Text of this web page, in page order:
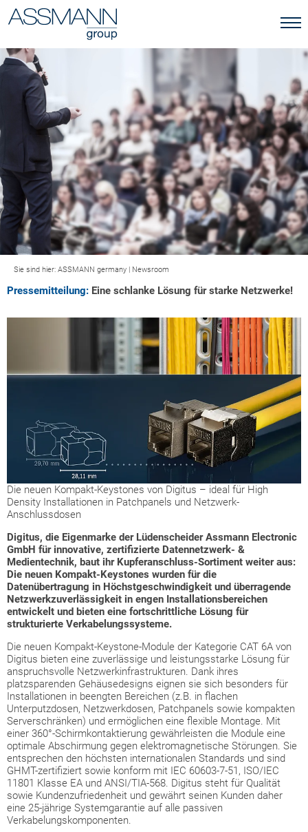
Sie sind hier: ASSMANN germany | Newsroom
Pressemitteilung: Eine schlanke Lösung für starke Netzwerke!
Die neuen Kompakt-Keystones von Digitus – ideal für High
Density Installationen in Patchpanels und Netzwerk-
Anschlussdosen
Digitus, die Eigenmarke der Lüdenscheider Assmann Electronic
GmbH für innovative, zertifizierte Datennetzwerk- &
Medientechnik, baut ihr Kupferanschluss-Sortiment weiter aus:
Die neuen Kompakt-Keystones wurden für die
Datenübertragung in Höchstgeschwindigkeit und überragende
Netzwerkzuverlässigkeit in engen Installationsbereichen
entwickelt und bieten eine fortschrittliche Lösung für
strukturierte Verkabelungssysteme.
Die neuen Kompakt-Keystone-Module der Kategorie CAT 6A von
Digitus bieten eine zuverlässige und leistungsstarke Lösung für
anspruchsvolle Netzwerkinfrastrukturen. Dank ihres
platzsparenden Gehäusedesigns eignen sie sich besonders für
Installationen in beengten Bereichen (z.B. in flachen
Unterputzdosen, Netzwerkdosen, Patchpanels sowie kompakten
Serverschränken) und ermöglichen eine flexible Montage. Mit
einer 360°-Schirmkontaktierung gewährleisten die Module eine
optimale Abschirmung gegen elektromagnetische Störungen. Sie
entsprechen den höchsten internationalen Standards und sind
GHMT-zertifiziert sowie konform mit IEC 60603-7-51, ISO/IEC
11801 Klasse EA und ANSI/TIA-568. Digitus steht für Qualität
sowie Kundenzufriedenheit und gewährt seinen Kunden daher
eine 25-jährige Systemgarantie auf alle passiven
Verkabelungskomponenten.